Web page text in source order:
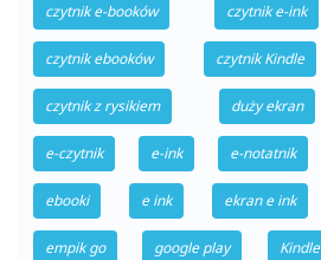
czytnik e-booków czytnik e-ink
czytnik ebooków czytnik Kindle
czytnik z rysikiem duży ekran
e-czytnik e-ink e-notatnik
ebooki e ink ekran e ink
empik go google play Kindle